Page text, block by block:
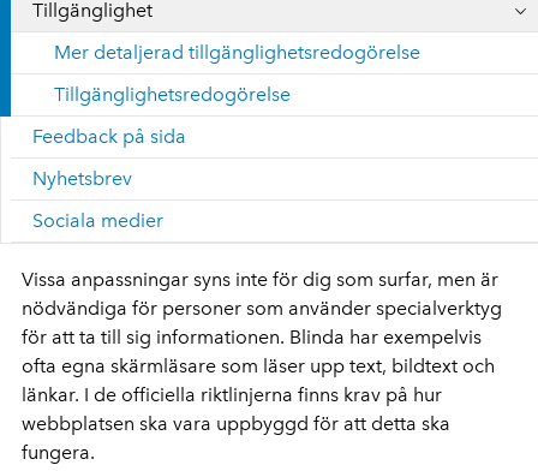
Tillgänglighet
Mer detaljerad tillgänglighetsredogörelse
Tillgänglighetsredogörelse
Feedback på sida
Nyhetsbrev
Sociala medier
Vissa anpassningar syns inte för dig som surfar, men är
nödvändiga för personer som använder specialverktyg
för att ta till sig informationen. Blinda har exempelvis
ofta egna skärmläsare som läser upp text, bildtext och
länkar. I de officiella riktlinjerna finns krav på hur
webbplatsen ska vara uppbyggd för att detta ska
fungera.